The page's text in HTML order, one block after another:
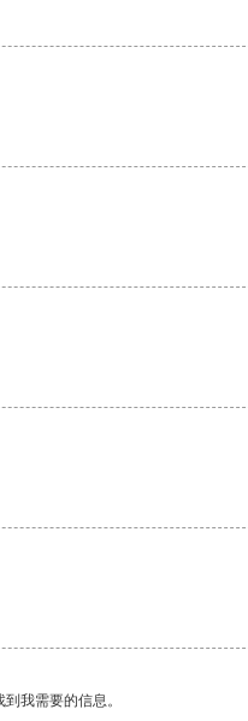
我需要的信息。